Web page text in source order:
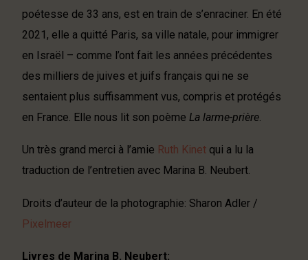
poétesse de 33 ans, est en train de s’enraciner. En été
2021, elle a quitté Paris, sa ville natale, pour immigrer
en Israël – comme l’ont fait les années précédentes
des milliers de juives et juifs français qui ne se
sentaient plus suffisamment vus, compris et protégés
en France. Elle nous lit son poème La larme-prière
Un très grand merci à l’amie Ruth Kinet qui a lu la
traduction de l’entretien avec Marina B. Neubert.
Droits d’auteur de la photographie: Sharon Adler /
Pixelmeer
Livres de Marina B. Neubert: